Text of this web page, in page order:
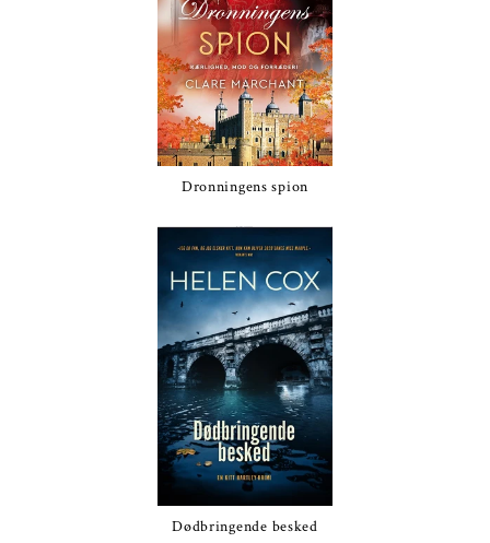
Dronningens spion
Dødbringende besked